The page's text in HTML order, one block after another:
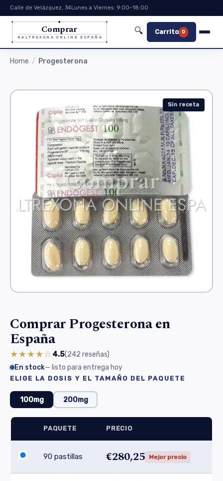
Calle de Velázquez, 34Lunes a Viernes: 9:00–18:00
Comprar
NALTREXONA ONLINE ESPAÑA
🔍 Carrito 0
Home Progesterona
Sin receta
Comprar Progesterona en
España
★★★★☆4.5(242 reseñas)
En stock— listo para entrega hoy
ELIGE LA DOSIS Y EL TAMAÑO DEL PAQUETE
100mg 200mg
PAQUETE PRECIO
90 pastillas €280,25 Mejor precio